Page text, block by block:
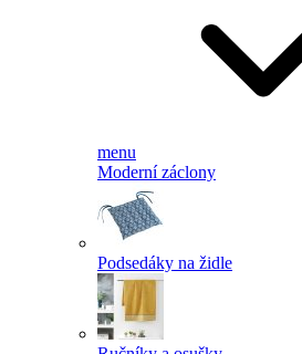
menu
Moderní záclony
Podsedáky na židle